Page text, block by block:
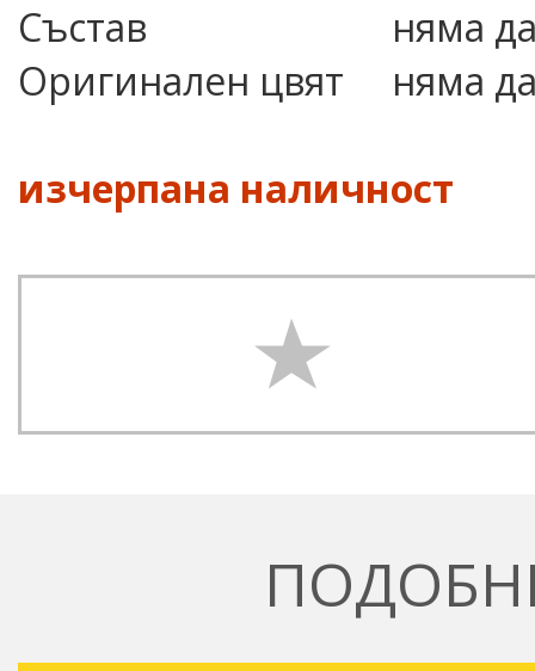
Състав
няма
Оригинален цвят
няма
изчерпана наличност